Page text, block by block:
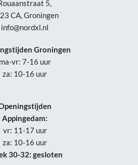
5,
CA, Groningen
info@nordxl.nl
Groningen
ma-vr: 7-16 uur
za: 10-16 uur
Appingedam:
vr: 11-17 uur
za: 10-16 uur
30-32: gesloten